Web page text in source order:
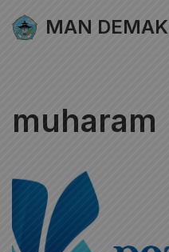
Lompat
MAN DEMAK
muharam